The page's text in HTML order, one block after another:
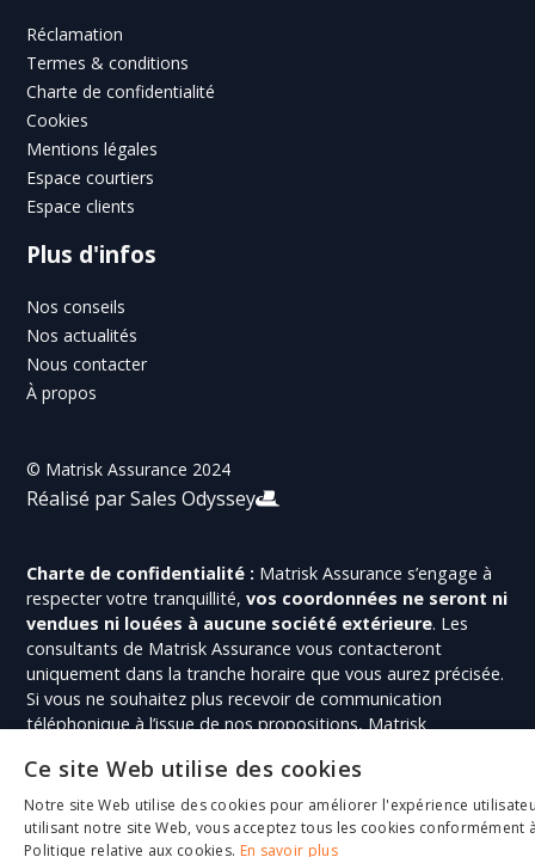
Réclamation
Termes & conditions
Charte de confidentialité
Cookies
Mentions légales
Espace courtiers
Espace clients
Plus d'infos
Nos conseils
Nos actualités
Nous contacter
À propos
© Matrisk Assurance 2024
Réalisé par Sales Odyssey
Charte de confidentialité : Matrisk Assurance s’engage à
respecter votre tranquillité,vos coordonnées ne seront ni
vendues ni louées à aucune société extérieure. Les
consultants de Matrisk Assurance vous contacteront
uniquement dans la tranche horaire que vous aurez précisée.
Si vous ne souhaitez plus recevoir de communication
téléphonique à l’issue de nos propositions, Matrisk
Avertissement :les informations contenues sur le site
Matrisk Assurance n’ont pas de valeur contractuelle. Le
champ géographique de la plupart des produits présentés
ici se limite au territoireFrance métropolitaine et
Ce site Web utilise des cookies
Notre site Web utilise des cookies pour améliorer l'expérience
utilisant notre site Web, vous acceptez tous les cookies conformément
Politique relative aux cookies. En savoir plus